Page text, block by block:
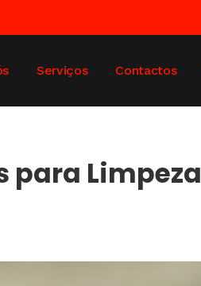
Serviços Contactos
para